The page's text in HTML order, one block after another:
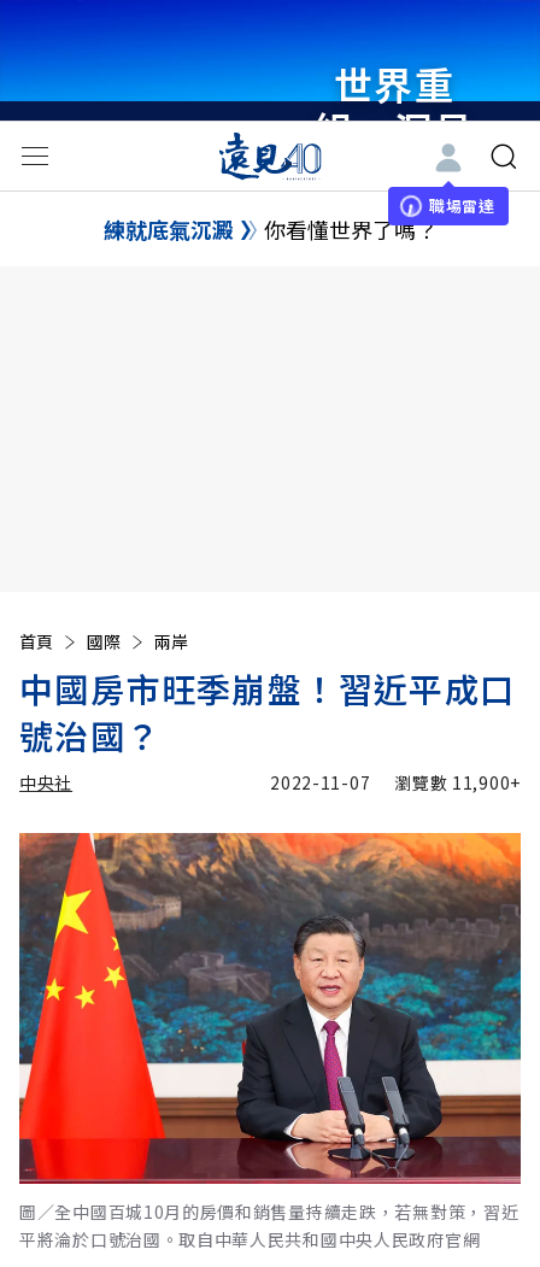
世界重
組・洞見
未來 與
世界領袖
職場雷達
練就底氣沉澱 你看懂世界了嗎？
首頁 國際 兩岸
中國房市旺季崩盤！習近平成口
號治國？
中央社 2022-11-07 瀏覽數 11,900+
圖／全中國百城10月的房價和銷售量持續走跌，若無對策，習近
平將淪於口號治國。取自中華人民共和國中央人民政府官網